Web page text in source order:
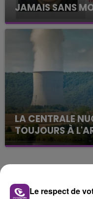
JAMAIS SANS
Julien Fourel n'a
mois. Sa sœur
retrouver.
LA CENTRALE
TOUJOURS À
Cela fait déjà une
justifiée par la
Le respect de